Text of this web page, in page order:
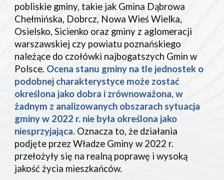
pobliskie gminy, takie jak Gmina Dąbrowa
Chełmińska, Dobrcz, Nowa Wieś Wielka,
Osielsko, Sicienko oraz gminy z aglomeracji
warszawskiej czy powiatu poznańskiego
należące do czołówki najbogatszych Gmin w
Polsce. Ocena stanu gminy na tle jednostek o
podobnej charakterystyce może zostać
określona jako dobra i zrównoważona, w
żadnym z analizowanych obszarach sytuacja
gminy w 2022 r. nie była określona jako
niesprzyjająca. Oznacza to, że działania
podjęte przez Władze Gminy w 2022 r.
przełożyły się na realną poprawę i wysoką
jakość życia mieszkańców.